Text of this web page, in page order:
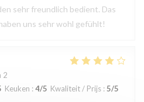
sehr freundlich bedient. Das
uns sehr wohl gefühlt!
2
Keuken : 4/5 Kwaliteit / Prijs : 5/5